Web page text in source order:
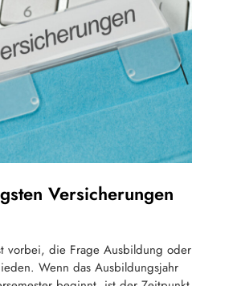
Versicherungen
vorbei, die Frage Ausbildung oder
Wenn das Ausbildungsjahr